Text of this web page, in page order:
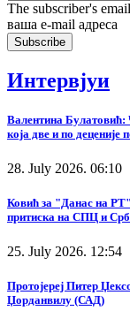
The subscriber's
ваша е-mail адреса
Интервјуи
Валентина Булатовић:
која две и по деценије
28. July 2026. 06:10
Ковић за "Данас на
притиска на СПЦ и
25. July 2026. 12:54
Протојереј Питер
Џорданвилу (САД)